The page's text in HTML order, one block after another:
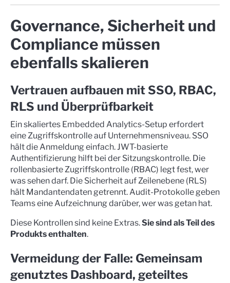
Governance, Sicherheit und
Compliance müssen
ebenfalls skalieren
Vertrauen aufbauen mit SSO, RBAC,
RLS und Überprüfbarkeit
Ein skaliertes Embedded Analytics-Setup erfordert
eine Zugriffskontrolle auf Unternehmensniveau. SSO
hält die Anmeldung einfach. JWT-basierte
Authentifizierung hilft bei der Sitzungskontrolle. Die
rollenbasierte Zugriffskontrolle (RBAC) legt fest, wer
was sehen darf. Die Sicherheit auf Zeilenebene (RLS)
hält Mandantendaten getrennt. Audit-Protokolle geben
Teams eine Aufzeichnung darüber, wer was getan hat.
Diese Kontrollen sind keine Extras.Sie sind als Teil des
Produkts enthalten.
Vermeidung der Falle: Gemeinsam
genutztes Dashboard, geteiltes